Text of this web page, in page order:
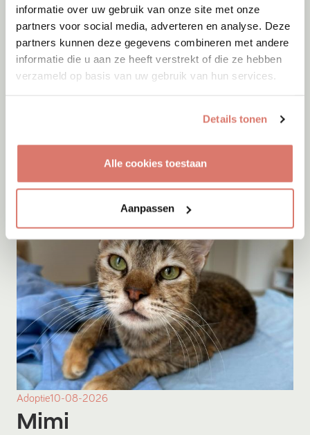
informatie over uw gebruik van onze site met onze
partners voor social media, adverteren en analyse. Deze
partners kunnen deze gegevens combineren met andere
informatie die u aan ze heeft verstrekt of die ze hebben
verzameld op basis van uw gebruik van hun services.
Details tonen
Alle cookies toestaan
Aanpassen
Adoptie10-08-2026
Mimi